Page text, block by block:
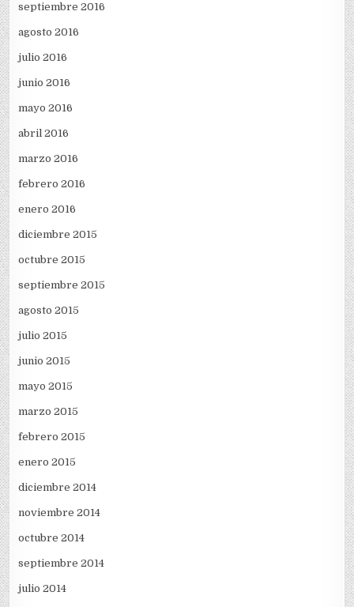
septiembre 2016
agosto 2016
julio 2016
junio 2016
mayo 2016
abril 2016
marzo 2016
febrero 2016
enero 2016
diciembre 2015
octubre 2015
septiembre 2015
agosto 2015
julio 2015
junio 2015
mayo 2015
marzo 2015
febrero 2015
enero 2015
diciembre 2014
noviembre 2014
octubre 2014
septiembre 2014
julio 2014